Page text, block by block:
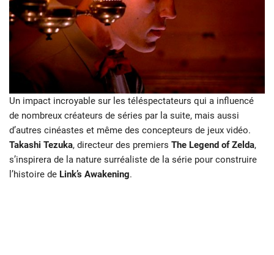
Un impact incroyable sur les téléspectateurs qui a influencé
de nombreux créateurs de séries par la suite, mais aussi
d’autres cinéastes et même des concepteurs de jeux vidéo.
Takashi Tezuka, directeur des premiers The Legend of Zelda,
s’inspirera de la nature surréaliste de la série pour construire
l’histoire de Link’s Awakening.